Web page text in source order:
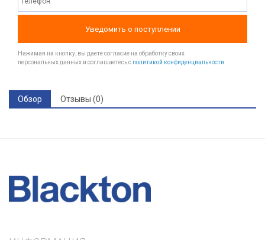
Уведомить о поступлении
Нажимая на кнопку, вы даете согласие на обработку своих
персональных данных и соглашаетесь с политикой конфиденциальности
Обзор Отзывы (0)